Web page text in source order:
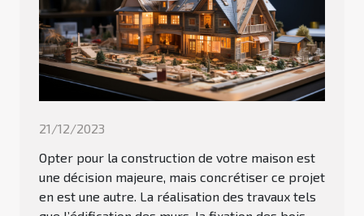
21/12/2023
Opter pour la construction de votre maison est
une décision majeure, mais concrétiser ce projet
en est une autre. La réalisation des travaux tels